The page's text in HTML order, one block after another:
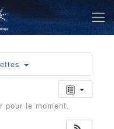
pour le moment.